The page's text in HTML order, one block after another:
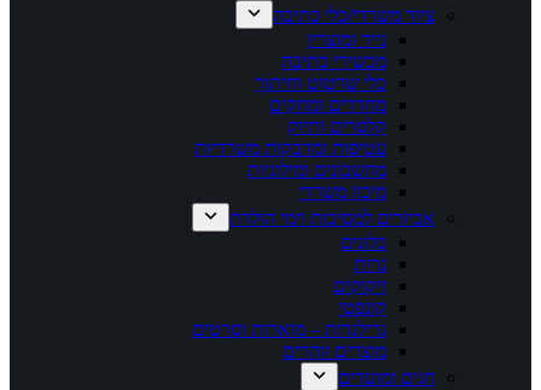
ציוד משרדי/כלי כתיבה
נייר ומוצריו
מכשירי כתיבה
כלי שרטוט וחיתוך
מחדדים ומחקים
קלסרים ותיוק
עטיפות ומדבקות משרדיות
מחשבונים ומילוניות
מיכון משרדי
אביזרים למסיבות וימי הולדת
בלונים
נרות
זיקוקים
קונפטי
גרילנדות – מוארות וסרטים
מוצרים זוהרים
חגים ומועדים